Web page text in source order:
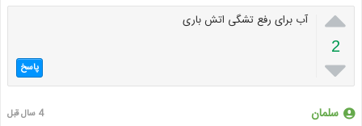

2

آب برای رفع تشگی اتش باری
پاسخ
سلمان 4 سال قبل